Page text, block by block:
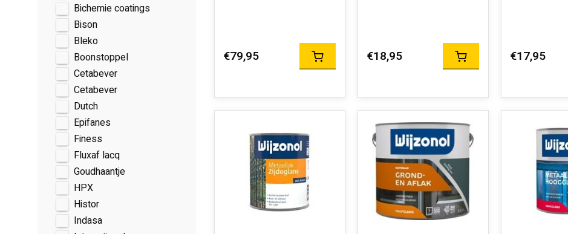
Bichemie coatings
Bison
Bleko
Boonstoppel
Cetabever
Cetabever
Dutch
Epifanes
Finess
Fluxaf lacq
Goudhaantje
HPX
Histor
Indasa
€79,95 €18,95 €17,95